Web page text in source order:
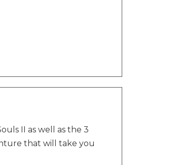
II as well as the 3
that will take you